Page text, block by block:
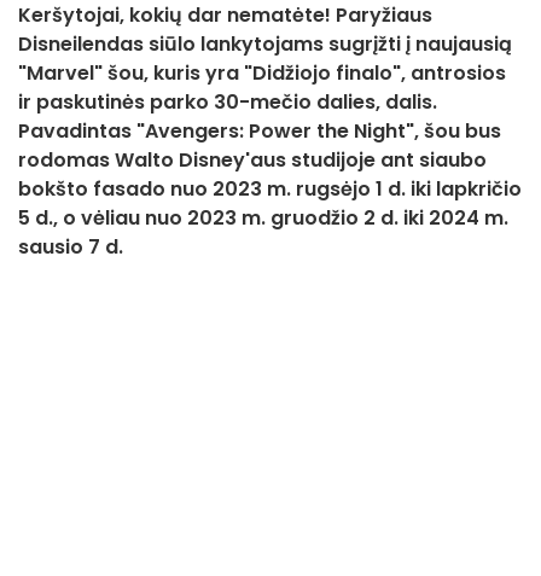
Keršytojai, kokių dar nematėte! Paryžiaus
Disneilendas siūlo lankytojams sugrįžti į naujausią
"Marvel" šou, kuris yra "Didžiojo finalo", antrosios
ir paskutinės parko 30-mečio dalies, dalis.
Pavadintas "Avengers: Power the Night", šou bus
rodomas Walto Disney'aus studijoje ant siaubo
bokšto fasado nuo 2023 m. rugsėjo 1 d. iki lapkričio
5 d., o vėliau nuo 2023 m. gruodžio 2 d. iki 2024 m.
sausio 7 d.